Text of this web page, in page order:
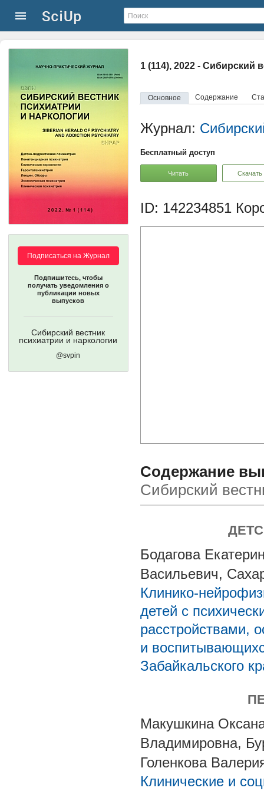
1 (114), 2022 - Сибирский
Основное Содержание
Подписаться на Журнал
Подпишитесь, чтобы
получать уведомления о
публикации новых
выпусков
Сибирский вестник
психиатрии и наркологии
@svpin
Журнал:
Бесплатный доступ
Читать Скачать
ID: 142234851
Содержание
Сибирский
Бодагова
Васильевич,
Клинико-
детей с
расстройствами,
и
Забайкальского
Макушкина
Владимировна,
Голенкова
Клинические и